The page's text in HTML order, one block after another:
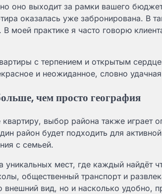
оно выходит за рамки вашего
оказалась уже забронирована. В
В моей практике я часто говорю
с терпением и открытым
и неожиданное, словно
чем просто география
квартиру, выбор района также играет
район будет подходить для
с семьей.
уникальных мест, где каждый найдёт
общественный транспорт и
внешний вид, но и насколько удобно,